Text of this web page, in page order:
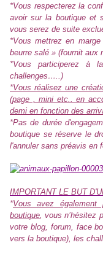
*Vous respecterez la
avoir sur la boutique et
vous serez de suite
*Vous mettrez en
beurre salé » (fournit aux
*Vous participerez à
challenges…..)
*Vous réalisez une
(page , mini etc.. en
demi en fonction des
*Pas de durée
boutique se réserve le
l'annuler sans préavis en
IMPORTANT LE BUT
*Vous avez
boutique, vous n’hésitez
votre blog, forum, face
vers la boutique), les